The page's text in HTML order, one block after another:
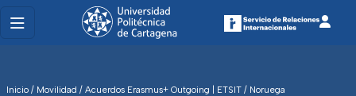
Inicio / Movilidad / Acuerdos Erasmus+ Outgoing | ETSIT / Noruega